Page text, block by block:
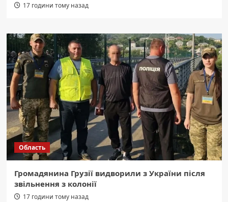
17 години тому назад
Область
Громадянина Грузії видворили з України після
звільнення з колонії
17 години тому назад